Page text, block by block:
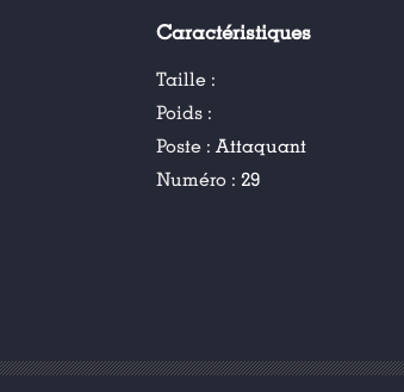
Caractéristiques
Taille :
Poids :
Poste :Attaquant
Numéro :29